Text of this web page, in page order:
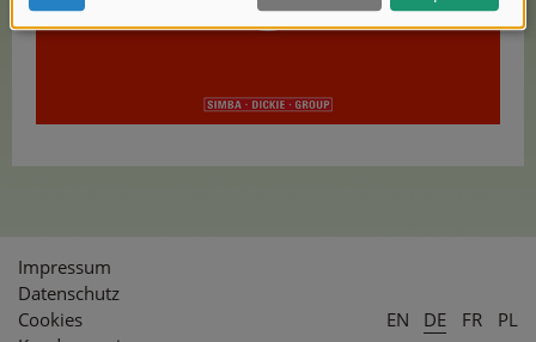
Impressum
Datenschutz
Cookies
EN DE FR PL